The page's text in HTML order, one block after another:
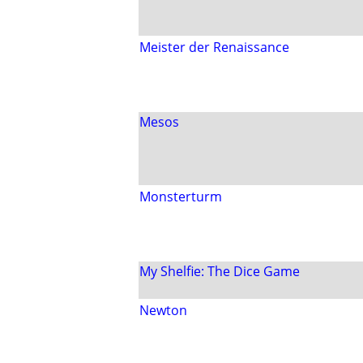
Meister der Renaissance
Mesos
Monsterturm
My Shelfie: The Dice Game
Newton